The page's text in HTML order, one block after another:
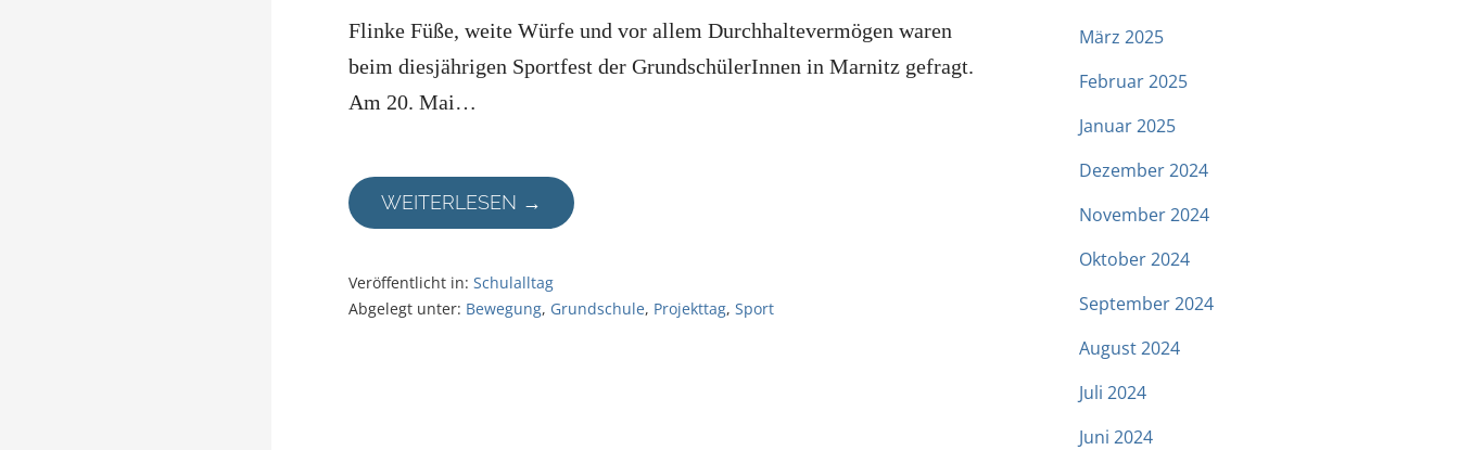
Flinke Füße, weite Würfe und vor allem Durchhaltevermögen waren
beim diesjährigen Sportfest der GrundschülerInnen in Marnitz gefragt.
Am 20. Mai…
WEITERLESEN →
Veröffentlicht in: Schulalltag
Abgelegt unter: Bewegung, Grundschule, Projekttag, Sport
März 2025
Februar 2025
Januar 2025
Dezember 2024
November 2024
Oktober 2024
September 2024
August 2024
Juli 2024
Juni 2024